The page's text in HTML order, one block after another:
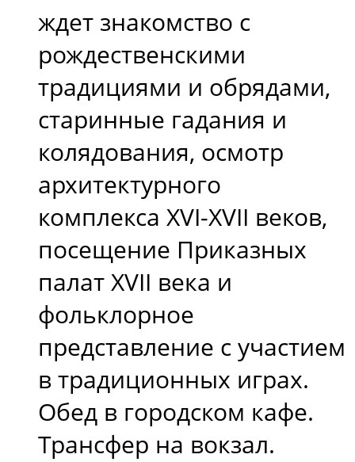
ждет знакомство с
рождественскими
традициями и обрядами,
старинные гадания и
колядования, осмотр
архитектурного
комплекса XVI-XVII веков,
посещение Приказных
палат XVII века и
фольклорное
представление с участием
в традиционных играх.
Обед в городском кафе.
Трансфер на вокзал.